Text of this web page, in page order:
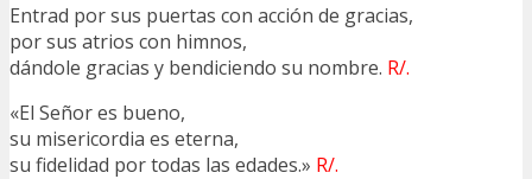
Entrad por sus puertas con acción de gracias,
por sus atrios con himnos,
dándole gracias y bendiciendo su nombre. R/.
«El Señor es bueno,
su misericordia es eterna,
su fidelidad por todas las edades.» R/.